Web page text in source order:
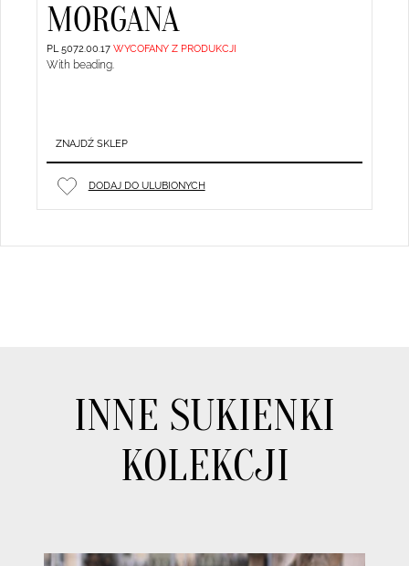
MORGANA
PL 5072.00.17 WYCOFANY Z PRODUKCJI
With beading.
ZNAJDŹ SKLEP
DODAJ DO ULUBIONYCH
INNE SUKIENKI
KOLEKCJI